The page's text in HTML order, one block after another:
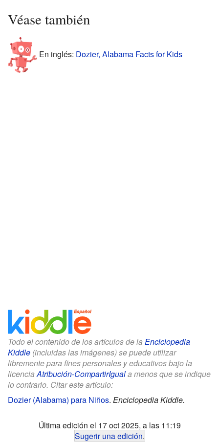
Véase también
En inglés: Dozier, Alabama Facts for Kids
Todo el contenido de los artículos de la Enciclopedia
Kiddle (incluidas las imágenes) se puede utilizar
libremente para fines personales y educativos bajo la
licenciaAtribución-CompartirIguala menos que se indique
lo contrario. Citar este artículo:
Dozier (Alabama) para Niños. Enciclopedia Kiddle.
Última edición el 17 oct 2025, a las 11:19
Sugerir una edición.